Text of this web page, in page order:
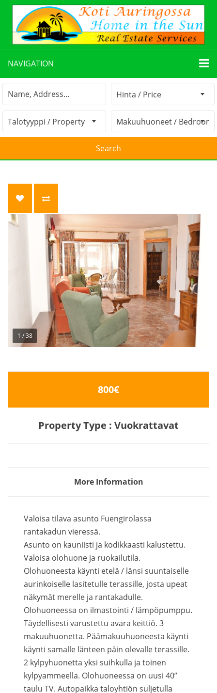
NAVIGATION
1 /38
800€
Property Type : Vuokrattavat
More Information
Valoisa tilava asunto Fuengirolassa
rantakadun vieressä.
Asunto on kauniisti ja kodikkaasti kalustettu.
Valoisa olohuone ja ruokailutila.
Olohuoneesta käynti etelä / länsi suuntaiselle
aurinkoiselle lasitetulle terassille, josta upeat
näkymät merelle ja rantakadulle.
Olohuoneessa on ilmastointi / lämpöpumppu.
Täydellisesti varustettu avara keittiö. 3
makuuhuonetta. Päämakuuhuoneesta käynti
käynti samalle länteen päin olevalle terassille.
2 kylpyhuonetta yksi suihkulla ja toinen
kylpyammeella. Olohuoneessa on uusi 40”
taulu TV. Autopaikka taloyhtiön suljetulla